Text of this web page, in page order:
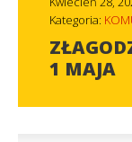
Kategoria:
1 MAJA